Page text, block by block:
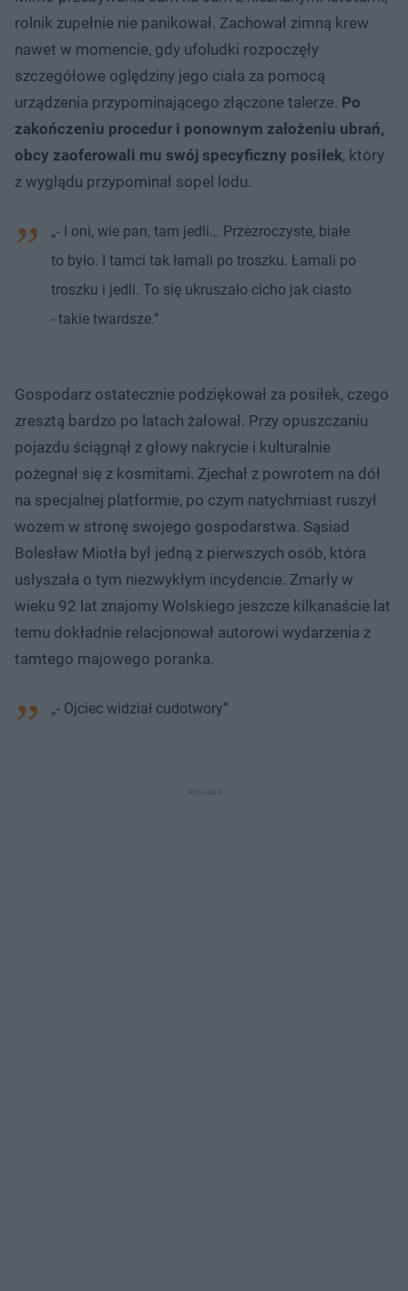
rolnik zupełnie nie panikował. Zachował zimną krew
nawet w momencie, gdy ufoludki rozpoczęły
szczegółowe oględziny jego ciała za pomocą
urządzenia przypominającego złączone talerze. Po
zakończeniu procedur i ponownym założeniu ubrań,
obcy zaoferowali mu swój specyficzny posiłek, który
z wyglądu przypominał sopel lodu.
„- I oni, wie pan, tam jedli… Przezroczyste, białe
to było. I tamci tak łamali po troszku. Łamali po
troszku i jedli. To się ukruszało cicho jak ciasto
- takie twardsze.”
Gospodarz ostatecznie podziękował za posiłek, czego
zresztą bardzo po latach żałował. Przy opuszczaniu
pojazdu ściągnął z głowy nakrycie i kulturalnie
pożegnał się z kosmitami. Zjechał z powrotem na dół
na specjalnej platformie, po czym natychmiast ruszył
wozem w stronę swojego gospodarstwa. Sąsiad
Bolesław Miotła był jedną z pierwszych osób, która
usłyszała o tym niezwykłym incydencie. Zmarły w
wieku 92 lat znajomy Wolskiego jeszcze kilkanaście lat
temu dokładnie relacjonował autorowi wydarzenia z
tamtego majowego poranka.
„- Ojciec widział cudotwory”